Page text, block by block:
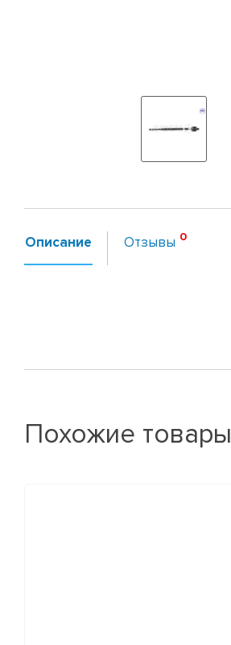
Описание Отзывы
Похожие товары